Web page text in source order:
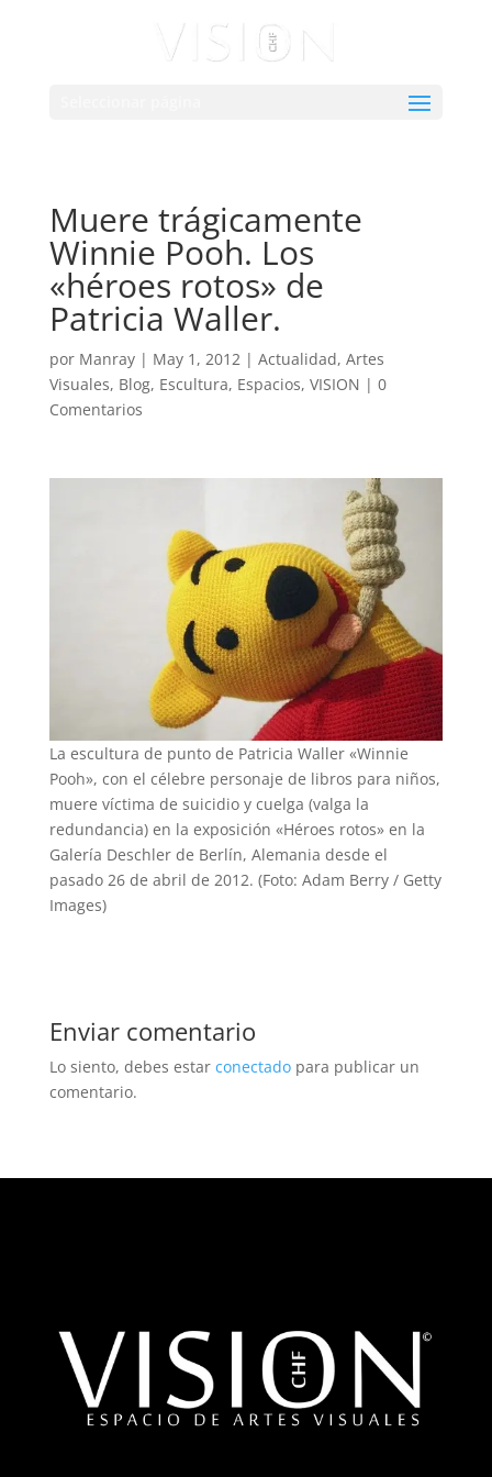
Muere trágicamente
Winnie Pooh. Los
«héroes rotos» de
Patricia Waller.
por Manray| May 1, 2012| Actualidad, Artes
Visuales, Blog, Escultura, Espacios, VISION | 0
Comentarios
La escultura de punto de Patricia Waller «Winnie
Pooh», con el célebre personaje de libros para niños,
muere víctima de suicidio y cuelga (valga la
redundancia) en la exposición «Héroes rotos» en la
Galería Deschler de Berlín, Alemania desde el
pasado 26 de abril de 2012. (Foto: Adam Berry / Getty
Images)
Enviar comentario
Lo siento, debes estar conectadopara publicar un
comentario.